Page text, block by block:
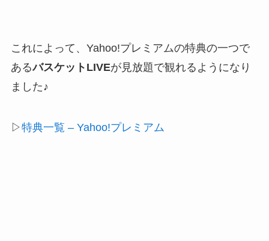
これによって、Yahoo!プレミアムの特典の一つで
あるバスケットLIVEが見放題で観れるようになり
ました♪
▷特典一覧 – Yahoo!プレミアム